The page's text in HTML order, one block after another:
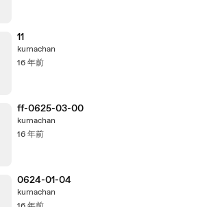
11
kumachan
16 年前
ff-0625-03-00
kumachan
16 年前
0624-01-04
kumachan